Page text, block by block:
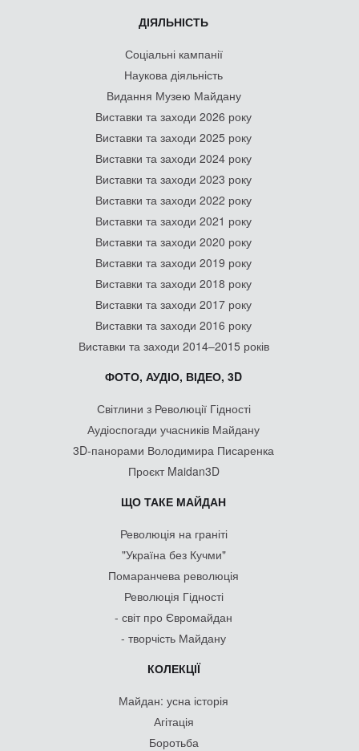
ДІЯЛЬНІСТЬ
Соціальні кампанії
Наукова діяльність
Видання Музею Майдану
Виставки та заходи 2026 року
Виставки та заходи 2025 року
Виставки та заходи 2024 року
Виставки та заходи 2023 року
Виставки та заходи 2022 року
Виставки та заходи 2021 року
Виставки та заходи 2020 року
Виставки та заходи 2019 року
Виставки та заходи 2018 року
Виставки та заходи 2017 року
Виставки та заходи 2016 року
Виставки та заходи 2014–2015 років
ФОТО, АУДІО, ВІДЕО, 3D
Світлини з Революції Гідності
Аудіоспогади учасників Майдану
3D-панорами Володимира Писаренка
Проєкт Maidan3D
ЩО ТАКЕ МАЙДАН
Революція на граніті
"Україна без Кучми"
Помаранчева революція
Революція Гідності
- світ про Євромайдан
- творчість Майдану
КОЛЕКЦІЇ
Майдан: усна історія
Агітація
Боротьба